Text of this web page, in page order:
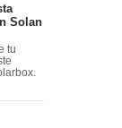
Solan
tu